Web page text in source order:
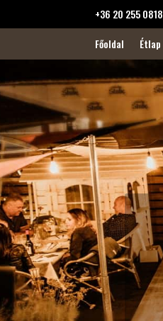
+36 20 255 0818
Főoldal
Étlap